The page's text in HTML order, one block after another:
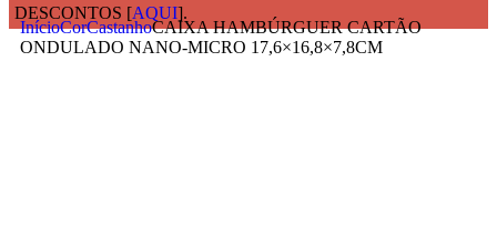
DESCONTOS [AQUI].
InícioCorCastanhoCAIXA HAMBÚRGUER CARTÃO
ONDULADO NANO-MICRO 17,6×16,8×7,8CM